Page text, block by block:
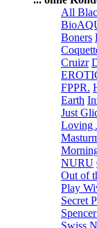
All
Boners
Cruizr
FPPR.
Earth
Just
Loving
NURU
Out of
Play
Secret
Swiss